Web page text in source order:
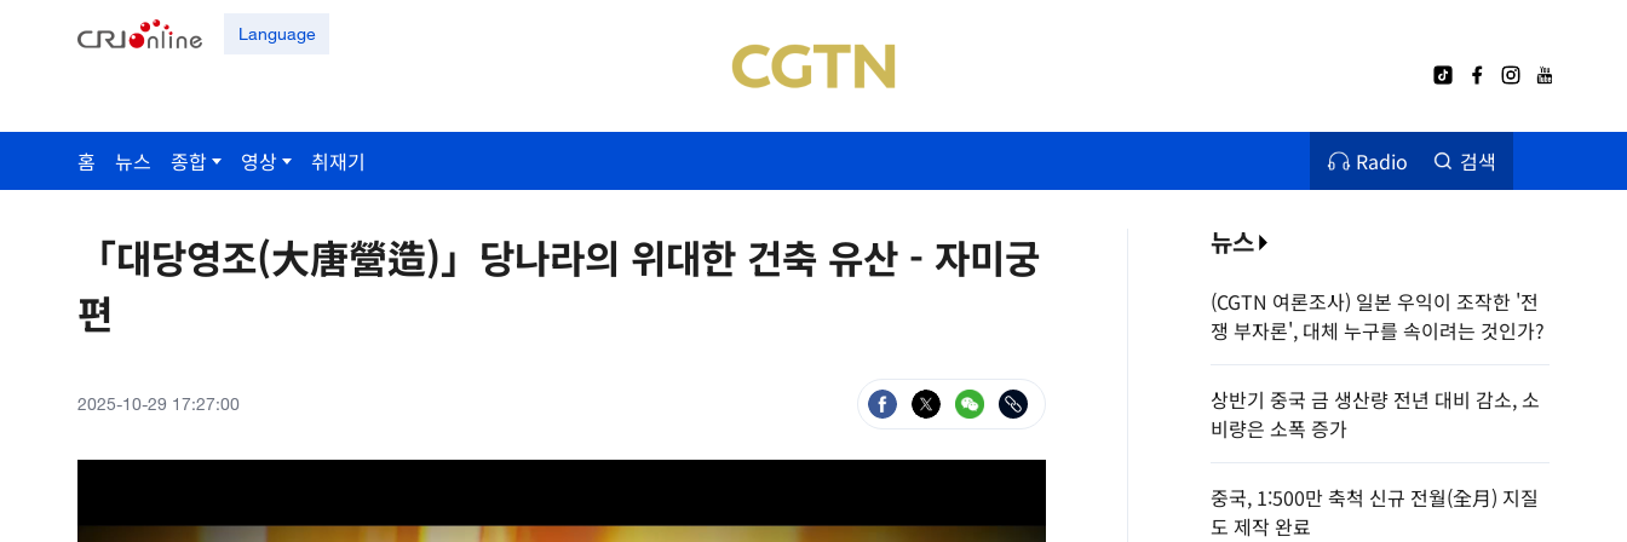
Language
홈 뉴스 종합 영상 취재기 Radio 검색
「대당영조(大唐營造)」당나라의 위대한 건축 유산 - 자미궁
편
2025-10-29 17:27:00
뉴스
(CGTN 여론조사) 일본 우익이 조작한 '전
쟁 부자론', 대체 누구를 속이려는 것인가?
상반기 중국 금 생산량 전년 대비 감소, 소
비량은 소폭 증가
중국, 1:500만 축척 신규 전월(全月) 지질
도 제작 완료